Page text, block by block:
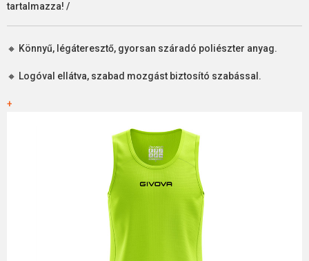
tartalmazza! /
🔸 Könnyű, légáteresztő, gyorsan száradó poliészter anyag.
🔸 Logóval ellátva, szabad mozgást biztosító szabással.
+